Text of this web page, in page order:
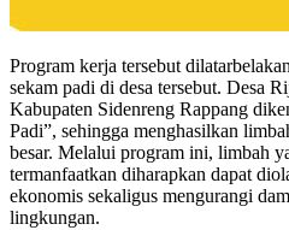
Program kerja tersebut
sekam padi di desa tersebut. Desa
Kabupaten Sidenreng Rappang
Padi”, sehingga menghasilkan
besar. Melalui program ini, limbah
termanfaatkan diharapkan dapat
ekonomis sekaligus mengurangi
lingkungan.